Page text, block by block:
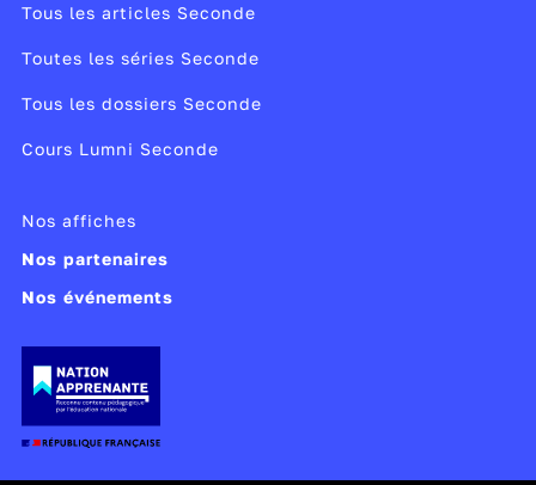
Tous les articles Seconde
Toutes les séries Seconde
Tous les dossiers Seconde
Cours Lumni Seconde
Nos affiches
Nos partenaires
Nos événements